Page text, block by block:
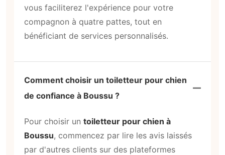
vous faciliterez l'expérience pour votre
compagnon à quatre pattes, tout en
bénéficiant de services personnalisés.
Comment choisir un toiletteur pour chien
de confiance à Boussu ?
Pour choisir un toiletteur pour chien à
Boussu, commencez par lire les avis laissés
par d'autres clients sur des plateformes